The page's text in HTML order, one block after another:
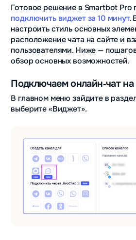
Готовое решение в Smartbot Pro
подключить виджет за 10 минут.
настроить стиль основных
расположение чата на сайте и
пользователями. Ниже —
обзор основных возможностей.
Подключаем онлайн‑чат на
В главном меню зайдите в
выберите «Виджет».